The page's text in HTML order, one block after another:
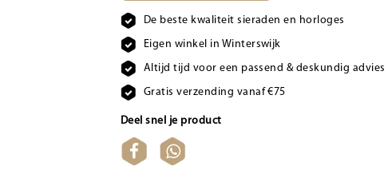
De beste kwaliteit sieraden en horloges
Eigen winkel in Winterswijk
Altijd tijd voor een passend & deskundig advies
Gratis verzending vanaf €75
Deel snel je product